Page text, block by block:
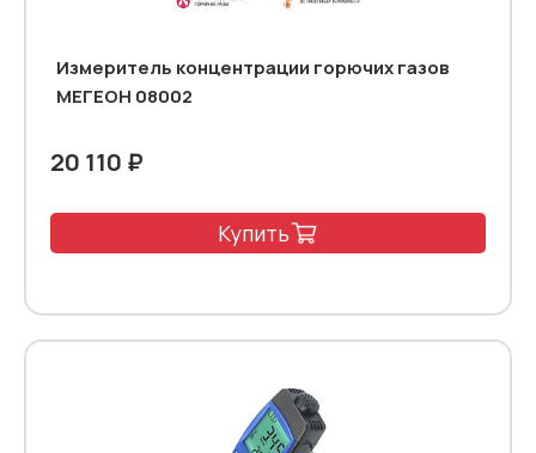
Измеритель концентрации горючих газов
МЕГЕОН 08002
20 110 ₽
Купить